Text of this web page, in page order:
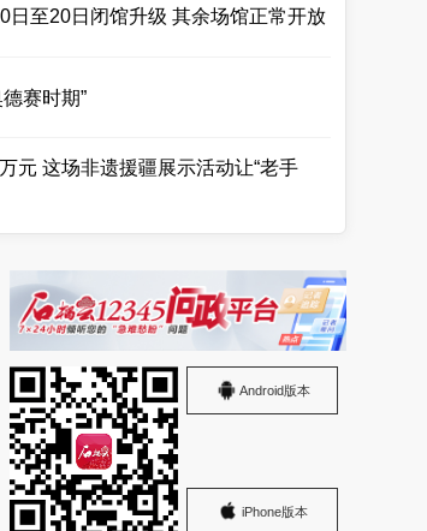
日至20日闭馆升级 其余场馆正常开放
赛时期”
元 这场非遗援疆展示活动让“老手
Android版本
iPhone版本